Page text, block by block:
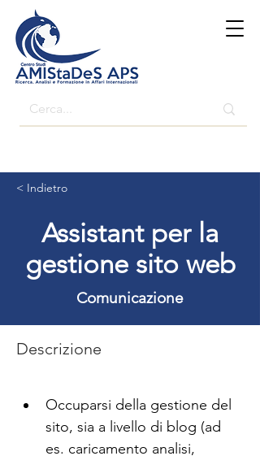
< Indietro
Assistant per la
gestione sito web
Comunicazione
Descrizione
Occuparsi della gestione del
sito, sia a livello di blog (ad
es. caricamento analisi,